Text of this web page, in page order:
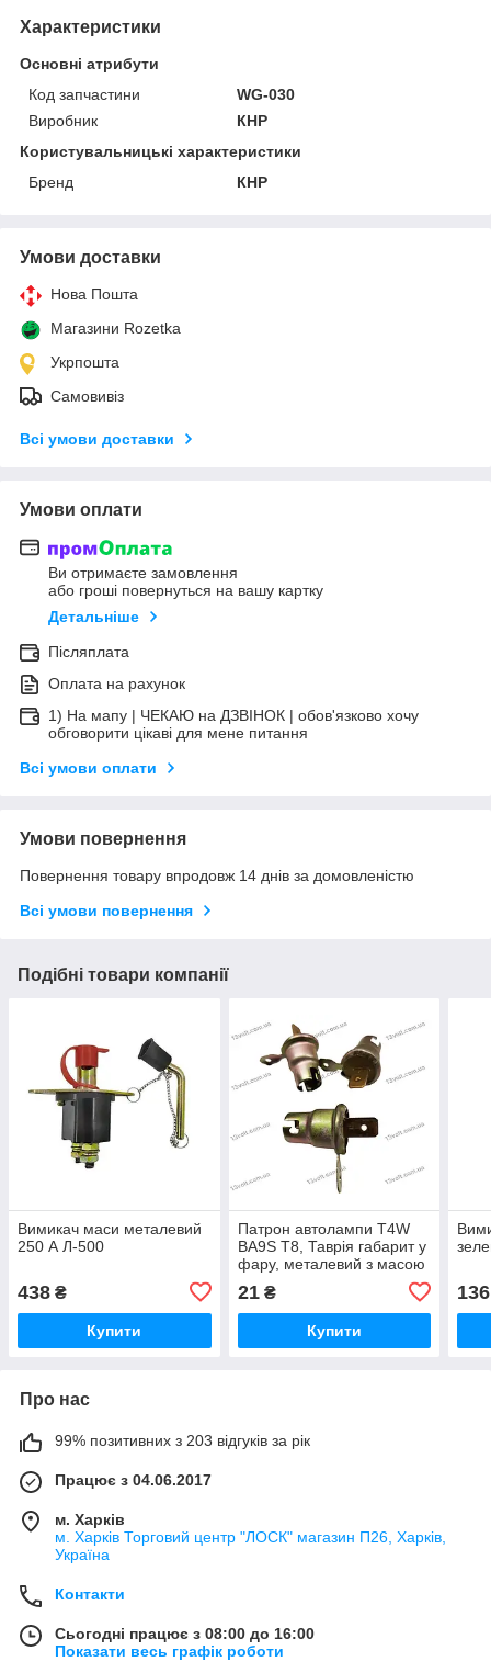
Характеристики
Основні атрибути
Код запчастини
WG-030
Виробник
КНР
Користувальницькі характеристики
Бренд
КНР
Умови доставки
Нова Пошта
Магазини Rozetka
Укрпошта
Самовивіз
Всі умови доставки
Умови оплати
Ви отримаєте замовлення
або гроші повернуться на вашу картку
Детальніше
Післяплата
Оплата на рахунок
1) На мапу | ЧЕКАЮ на ДЗВІНОК | обов'язково хочу
обговорити цікаві для мене питання
Всі умови оплати
Умови повернення
Повернення товару впродовж 14 днів за домовленістю
Всі умови повернення
Подібні товари компанії
Вимикач маси металевий
250 А Л-500
438 ₴
Купити
Патрон автолампи T4W
BA9S Т8, Таврія габарит у
фару, металевий з масою
21₴
Купити
136
Про нас
99% позитивних з 203 відгуків за рік
Працює з 04.06.2017
м. Харків
м. Харків Торговий центр "ЛОСК" магазин П26, Харків,
Україна
Контакти
Сьогодні працює з 08:00 до 16:00
Показати весь графік роботи